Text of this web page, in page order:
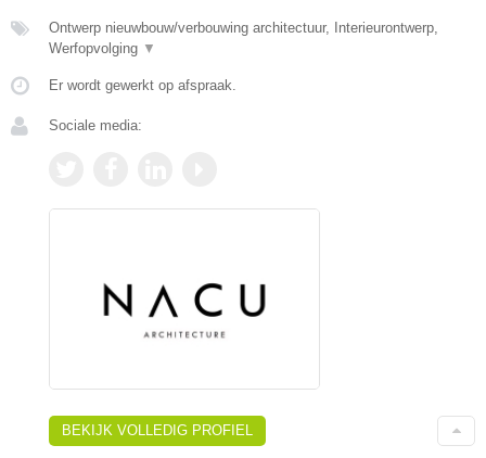
Ontwerp nieuwbouw/verbouwing architectuur, Interieurontwerp,
Werfopvolging ▼
Er wordt gewerkt op afspraak.
Sociale media:
BEKIJK VOLLEDIG PROFIEL